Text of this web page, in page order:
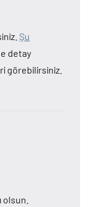
Şu
detay
görebilirsiniz.
olsun.